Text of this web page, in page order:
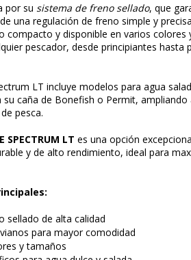
por su sistema de freno sellado, que
una regulación de freno simple y
compacto y disponible en varios
pescador, desde principiantes
LT incluye modelos para agua
su caña de Bonefish o Permit,
pesca.
SPECTRUM LT es una opción
y de alto rendimiento, ideal para
sellado de alta calidad
para mayor comodidad
y tamaños